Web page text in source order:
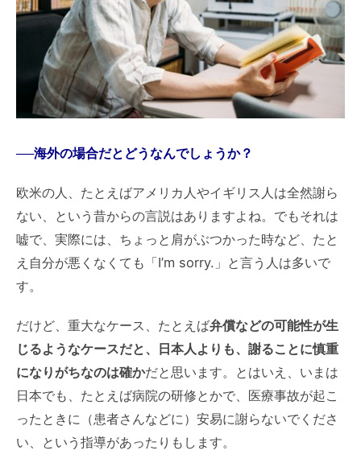
──海外の場合だとどうなんでしょうか？
欧米の人、たとえばアメリカ人やイギリス人は全然謝ら
ない、という昔からの言説はありますよね。でもそれは
嘘で、実際には、ちょっと肩がぶつかった時など、たと
え自分が悪くなくても「I’m sorry.」と言う人は多いで
す。
だけど、重大なケース、たとえば弁償などの可能性が生
じるようなケースだと、日本人よりも、謝ることに慎重
になりがちなのは確かだと思います。とはいえ、いまは
日本でも、たとえば病院の研修とかで、医療事故が起こ
ったときに（患者さんなどに）安易に謝らないでくださ
い、という指導があったりもします。